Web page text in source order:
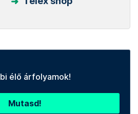
élő árfolyamok!
Mutasd!